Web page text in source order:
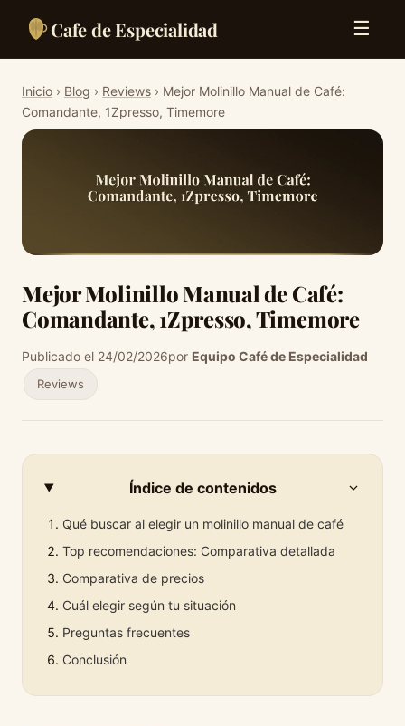
Cafe de Especialidad ☰
Inicio › Blog › Reviews › Mejor Molinillo Manual de Café:
Comandante, 1Zpresso, Timemore
Mejor Molinillo Manual de Café:
Comandante, 1Zpresso, Timemore
Publicado el 24/02/2026por Equipo Café de Especialidad
Reviews
Índice de contenidos
Qué buscar al elegir un molinillo manual de café
Top recomendaciones: Comparativa detallada
Comparativa de precios
Cuál elegir según tu situación
Preguntas frecuentes
Conclusión